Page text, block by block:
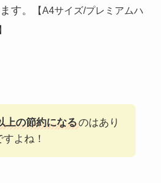
す。
【A4サイズ/プレミアムハ
上の節約になるのはあり
よね！